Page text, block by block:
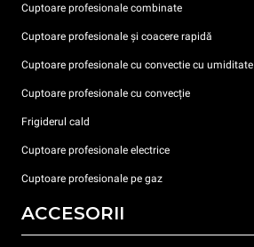
Cuptoare profesionale combinate
Cuptoare profesionale și coacere rapidă
Cuptoare profesionale cu convectie cu umiditate
Cuptoare profesionale cu convecție
Frigiderul cald
Cuptoare profesionale electrice
Cuptoare profesionale pe gaz
ACCESORII